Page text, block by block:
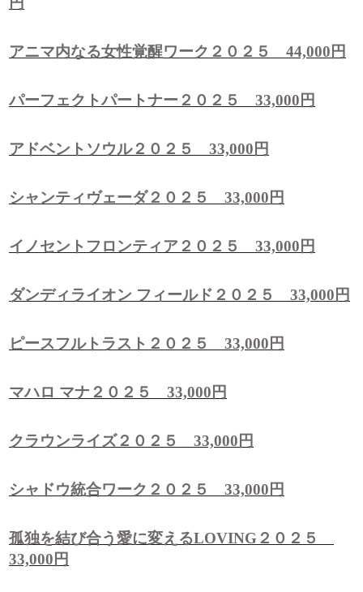
アニマ内なる女性覚醒ワーク２０２５ 44,000円
パーフェクトパートナー２０２５ 33,000円
アドベントソウル２０２５ 33,000円
シャンティヴェーダ２０２５ 33,000円
イノセントフロンティア２０２５ 33,000円
ダンディライオン フィールド２０２５ 33,000円
ピースフルトラスト２０２５ 33,000円
マハロ マナ２０２５ 33,000円
クラウンライズ２０２５ 33,000円
シャドウ統合ワーク２０２５ 33,000円
孤独を結び合う愛に変えるLOVING２０２５
33,000円